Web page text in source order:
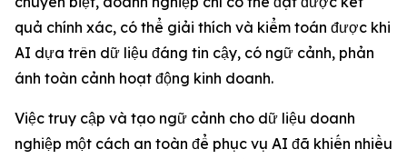
quả chính xác, có thể giải thích và kiểm toán được khi
AI dựa trên dữ liệu đáng tin cậy, có ngữ cảnh, phản
ánh toàn cảnh hoạt động kinh doanh.
Việc truy cập và tạo ngữ cảnh cho dữ liệu doanh
nghiệp một cách an toàn để phục vụ AI đã khiến nhiều